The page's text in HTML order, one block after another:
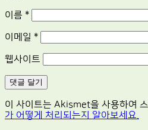
이름 *
이메일 *
웹사이트
이 사이트는 Akismet을 사용하여
가 어떻게 처리되는지 알아보세요.